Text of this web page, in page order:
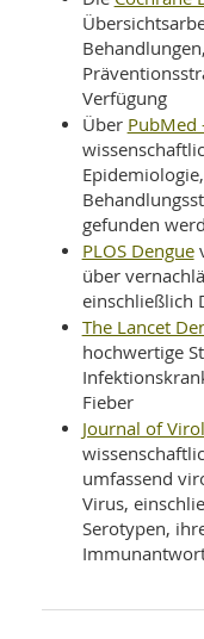
Verfügung
Über PubMed
gefunden
PLOS Dengue
über
einschließlich
The Lancet
hochwertige
Fieber
Journal of
umfassend
Virus,
Serotypen,